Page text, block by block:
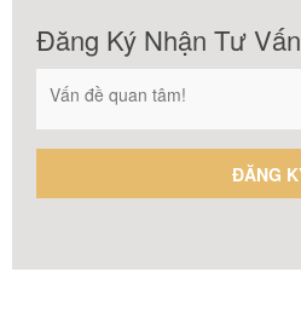
Đăng Ký Nhận Tư Vấn